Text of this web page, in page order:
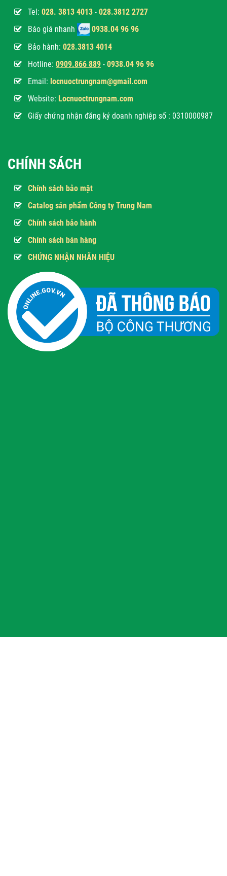
Tel: 028. 3813 4013 - 028.3812 2727
Báo giá nhanh
0938.04 96 96
Bảo hành: 028.3813 4014
Hotline: 0909.866 889 - 0938.04 96 96
Email: locnuoctrungnam@gmail.com
Website: Locnuoctrungnam.com
Giấy chứng nhận đăng ký doanh nghiệp số : 0310000987
CHÍNH SÁCH
Chính sách bảo mật
Catalog sản phẩm Công ty Trung Nam
Chính sách bảo hành
Chính sách bán hàng
CHỨNG NHẬN NHÃN HIỆU